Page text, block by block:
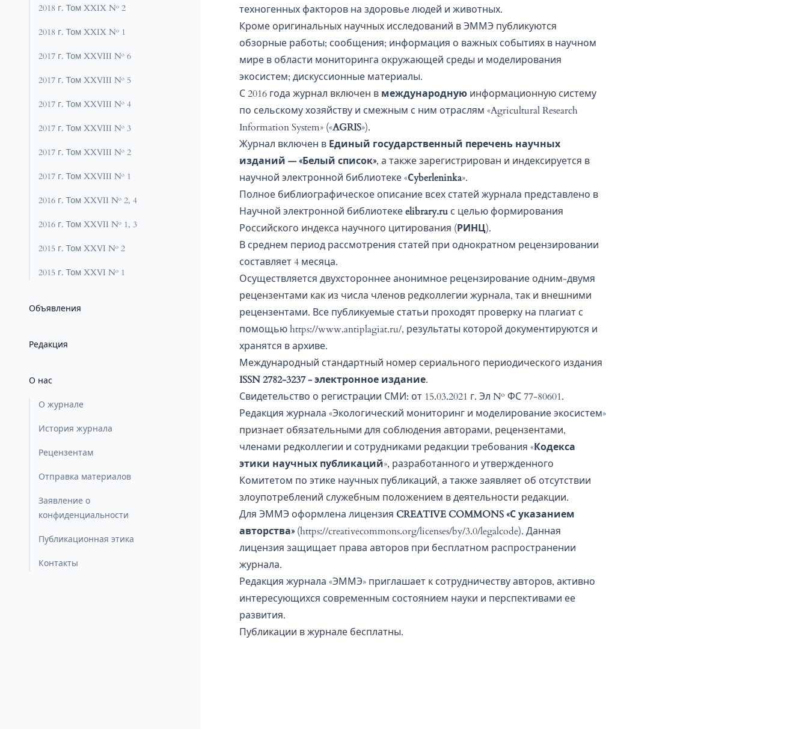
2018 г. Том XXIX № 2
2018 г. Том XXIX № 1
2017 г. Том XXVIII № 6
2017 г. Том XXVIII № 5
2017 г. Том XXVIII № 4
2017 г. Том XXVIII № 3
2017 г. Том XXVIII № 2
2017 г. Том XXVIII № 1
2016 г. Том XXVII № 2, 4
2016 г. Том XXVII № 1, 3
2015 г. Том XXVI № 2
2015 г. Том XXVI № 1
Объявления
Редакция
О нас
О журнале
История журнала
Рецензентам
Отправка материалов
Заявление о
конфиденциальности
Публикационная этика
Контакты
техногенных факторов на здоровье людей и животных.
Кроме оригинальных научных исследований в ЭММЭ публикуются
обзорные работы; сообщения; информация о важных событиях в научном
мире в области мониторинга окружающей среды и моделирования
экосистем; дискуссионные материалы.
С 2016 года журнал включен в международную информационную систему
по сельскому хозяйству и смежным с ним отраслям «Agricultural Research
Information System» («AGRIS»).
Журнал включен в Единый государственный перечень научных
изданий — «Белый список», а также зарегистрирован и индексируется в
научной электронной библиотеке «Сyberleninka».
Полное библиографическое описание всех статей журнала представлено в
Научной электронной библиотекеelibrary.ru с целью формирования
Российского индекса научного цитирования (РИНЦ).
В среднем период рассмотрения статей при однократном рецензировании
составляет 4 месяца.
Осуществляется двухстороннее анонимное рецензирование одним-двумя
рецензентами как из числа членов редколлегии журнала, так и внешними
рецензентами. Все публикуемые статьи проходят проверку на плагиат с
помощьюhttps://www.antiplagiat.ru/, результаты которой документируются и
хранятся в архиве.
Международный стандартный номер сериального периодического издания
ISSN 2782-3237 - электронное издание.
Свидетельство о регистрации СМИ: от 15.03.2021 г. Эл № ФС 77-80601.
Редакция журнала «Экологический мониторинг и моделирование экосистем»
признает обязательными для соблюдения авторами, рецензентами,
членами редколлегии и сотрудниками редакции требования «Кодекса
этики научных публикаций», разработанного и утвержденного
Комитетом по этике научных публикаций, а также заявляет об отсутствии
злоупотреблений служебным положением в деятельности редакции.
Для ЭММЭ оформлена лицензия CREATIVE COMMONS «С указанием
авторства»(https://creativecommons.org/licenses/by/3.0/legalcode). Данная
лицензия защищает права авторов при бесплатном распространении
журнала.
Редакция журнала «ЭММЭ» приглашает к сотрудничеству авторов, активно
интересующихся современным состоянием науки и перспективами ее
развития.
Публикации в журнале бесплатны.